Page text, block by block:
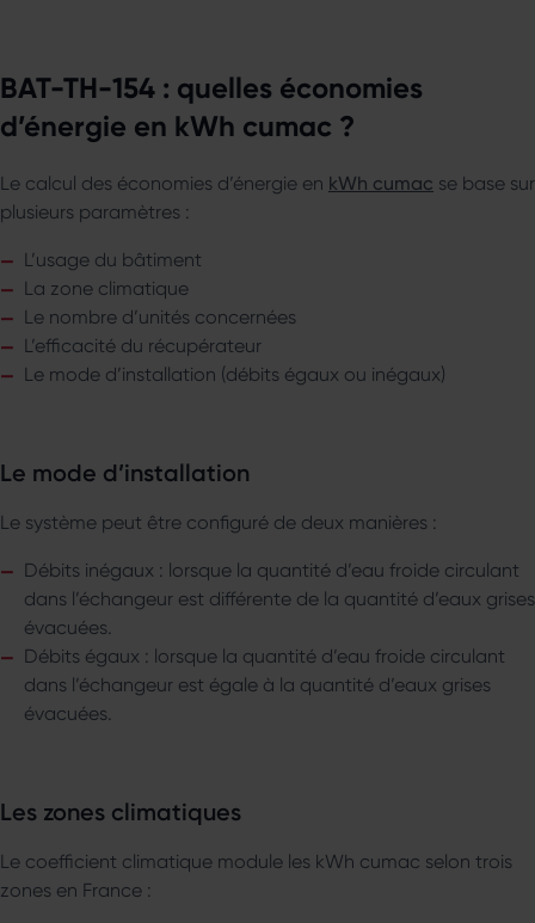
BAT-TH-154 : quelles économies
d’énergie en kWh cumac ?
Le calcul des économies d’énergie en kWh cumac se base sur
plusieurs paramètres :
L’usage du bâtiment
La zone climatique
Le nombre d’unités concernées
L’efficacité du récupérateur
Le mode d’installation (débits égaux ou inégaux)
Le mode d’installation
Le système peut être configuré de deux manières :
Débits inégaux : lorsque la quantité d’eau froide circulant
dans l’échangeur est différente de la quantité d’eaux grises
évacuées.
Débits égaux : lorsque la quantité d’eau froide circulant
dans l’échangeur est égale à la quantité d’eaux grises
évacuées.
Les zones climatiques
Le coefficient climatique module les kWh cumac selon trois
zones en France :